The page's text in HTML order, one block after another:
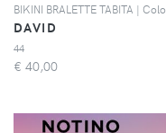
DAVID
44
€ 40,00